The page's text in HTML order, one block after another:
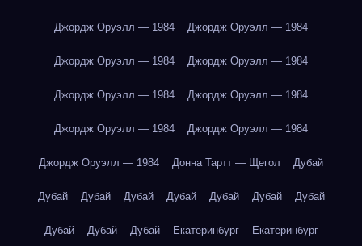
Джордж Оруэлл — 1984 Джордж Оруэлл — 1984
Джордж Оруэлл — 1984 Джордж Оруэлл — 1984
Джордж Оруэлл — 1984 Джордж Оруэлл — 1984
Джордж Оруэлл — 1984 Джордж Оруэлл — 1984
Джордж Оруэлл — 1984 Донна Тартт — Щегол Дубай
Дубай Дубай Дубай Дубай Дубай Дубай Дубай
Дубай Дубай Дубай Екатеринбург Екатеринбург